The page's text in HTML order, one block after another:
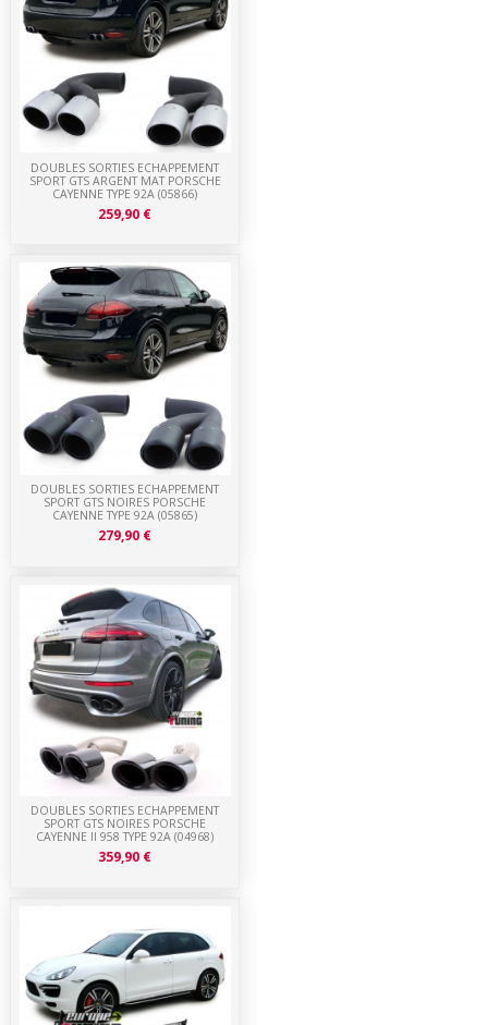
DOUBLES SORTIES ECHAPPEMENT
SPORT GTS NOIRES PORSCHE
CAYENNE II 958 TYPE 92A (04968)
359,90 €
DOUBLES SORTIES ECHAPPEMENT
SPORT GTS NOIRES PORSCHE
CAYENNE TYPE 92A (05865)
279,90 €
DOUBLES SORTIES ECHAPPEMENT
SPORT GTS ARGENT MAT PORSCHE
CAYENNE TYPE 92A (05866)
259,90 €